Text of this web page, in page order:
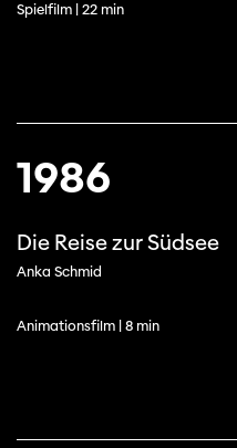
Spielfilm | 22 min
1986
Die Reise zur Südsee
Anka Schmid
Animationsfilm | 8 min